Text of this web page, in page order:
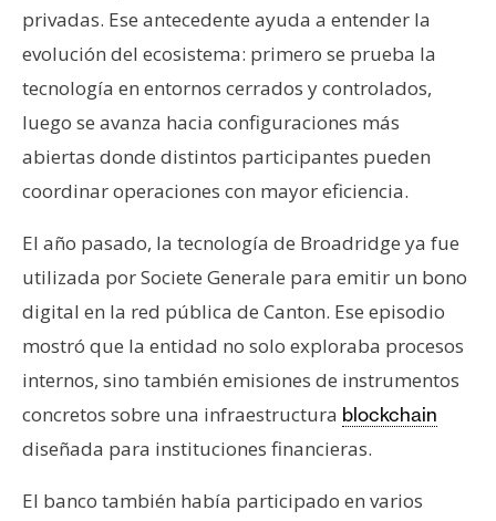
privadas. Ese antecedente ayuda a entender la
evolución del ecosistema: primero se prueba la
tecnología en entornos cerrados y controlados,
luego se avanza hacia configuraciones más
abiertas donde distintos participantes pueden
coordinar operaciones con mayor eficiencia.
El año pasado, la tecnología de Broadridge ya fue
utilizada por Societe Generale para emitir un bono
digital en la red pública de Canton. Ese episodio
mostró que la entidad no solo exploraba procesos
internos, sino también emisiones de instrumentos
concretos sobre una infraestructura blockchain
diseñada para instituciones financieras.
El banco también había participado en varios